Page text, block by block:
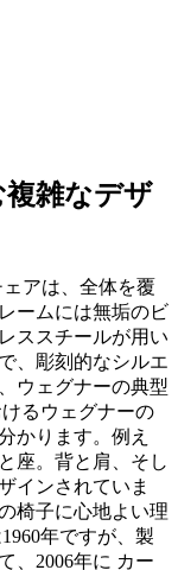
雑なデザ
アは、全体を覆
ームには無垢のビ
ススチールが用い
、彫刻的なシルエ
ウェグナーの典型
るウェグナーの
かります。例え
座。背と肩、そし
インされていま
椅子に心地よい理
年ですが、製
、2006年に カー